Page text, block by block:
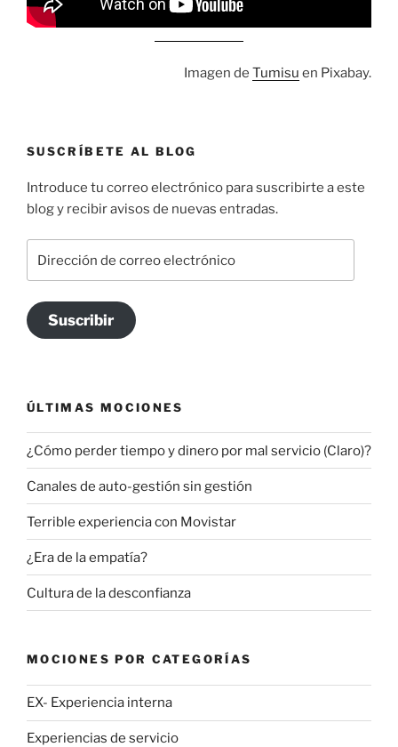
Imagen de Tumisu en Pixabay.
SUSCRÍBETE AL BLOG
Introduce tu correo electrónico para suscribirte a este
blog y recibir avisos de nuevas entradas.
de
electrónico
Suscribir
ÚLTIMAS MOCIONES
¿Cómo perder tiempo y dinero por mal servicio (Claro)?
Canales de auto-gestión sin gestión
Terrible experiencia con Movistar
¿Era de la empatía?
Cultura de la desconfianza
MOCIONES POR CATEGORÍAS
EX- Experiencia interna
Experiencias de servicio